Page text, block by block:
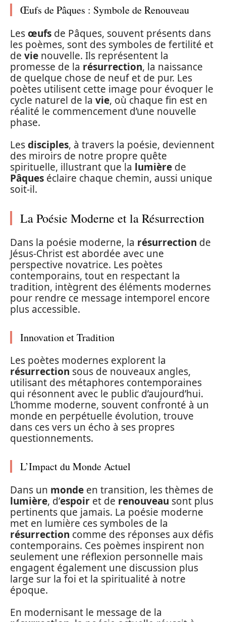
Œufs de Pâques : Symbole de Renouveau
Lesœufs de Pâques, souvent présents dans
les poèmes, sont des symboles de fertilité et
de vie nouvelle. Ils représentent la
promesse de la résurrection, la naissance
de quelque chose de neuf et de pur. Les
poètes utilisent cette image pour évoquer le
cycle naturel de la vie, où chaque fin est en
réalité le commencement d’une nouvelle
phase.
Lesdisciples, à travers la poésie, deviennent
des miroirs de notre propre quête
spirituelle, illustrant que la lumière de
Pâques éclaire chaque chemin, aussi unique
soit-il.
La Poésie Moderne et la Résurrection
Dans la poésie moderne, la résurrection de
Jésus-Christ est abordée avec une
perspective novatrice. Les poètes
contemporains, tout en respectant la
tradition, intègrent des éléments modernes
pour rendre ce message intemporel encore
plus accessible.
Innovation et Tradition
Les poètes modernes explorent la
résurrection sous de nouveaux angles,
utilisant des métaphores contemporaines
qui résonnent avec le public d’aujourd’hui.
L’homme moderne, souvent confronté à un
monde en perpétuelle évolution, trouve
dans ces vers un écho à ses propres
questionnements.
L’Impact du Monde Actuel
Dans un monde en transition, les thèmes de
lumière, d’espoir et de renouveau sont plus
pertinents que jamais. La poésie moderne
met en lumière ces symboles de la
résurrection comme des réponses aux défis
contemporains. Ces poèmes inspirent non
seulement une réflexion personnelle mais
engagent également une discussion plus
large sur la foi et la spiritualité à notre
époque.
En modernisant le message de la